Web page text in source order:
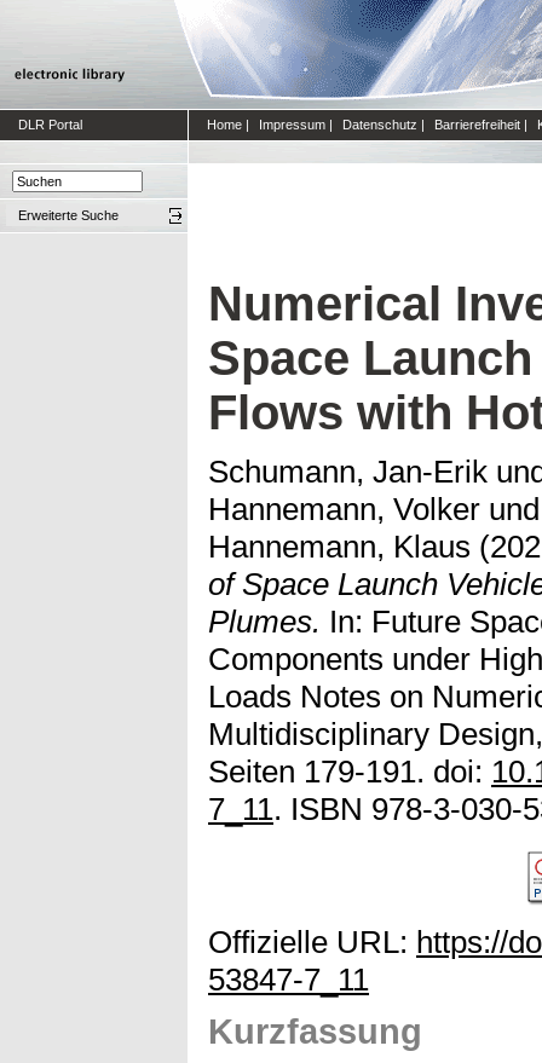
DLR Portal Home | Impressum | Datenschutz | Barrierefreiheit |
Erweiterte Suche
Numerical
Space
Flows with
Schumann, Jan-Erik
Hannemann, Volker
Hannemann, Klaus
of Space Launch
Plumes. In: Future
Components under
Loads Notes on
Multidisciplinary
Seiten 179-191. doi:
7_11. ISBN 978-3-030-
Offizielle URL: https://
53847-7_11
Kurzfassung